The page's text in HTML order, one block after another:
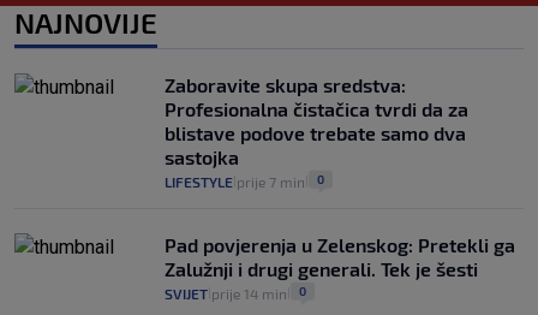
1
Plenković na 15 dana ukine mjere: "Ne bi
se dogodilo ništa. Vlada se zaljubila u te
intervencije"
30. srp. 25
NAJNOVIJE
Zaboravite skupa sredstva:
Profesionalna čistačica tvrdi da za
blistave podove trebate samo dva
sastojka
LIFESTYLE prije 7 min 0
Pad povjerenja u Zelenskog: Pretekli ga
Zalužnji i drugi generali. Tek je šesti
SVIJET prije 14 min 0